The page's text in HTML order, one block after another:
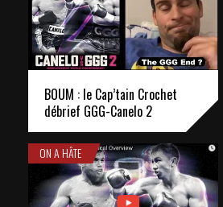
BOUM : le Cap’tain Crochet
débrief GGG-Canelo 2
ON A HÂTE